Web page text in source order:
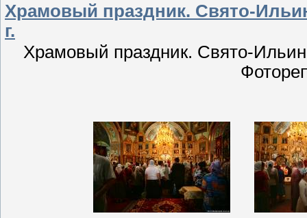
Храмовый праздник. Свято-
г.
Храмовый праздник. Свято-